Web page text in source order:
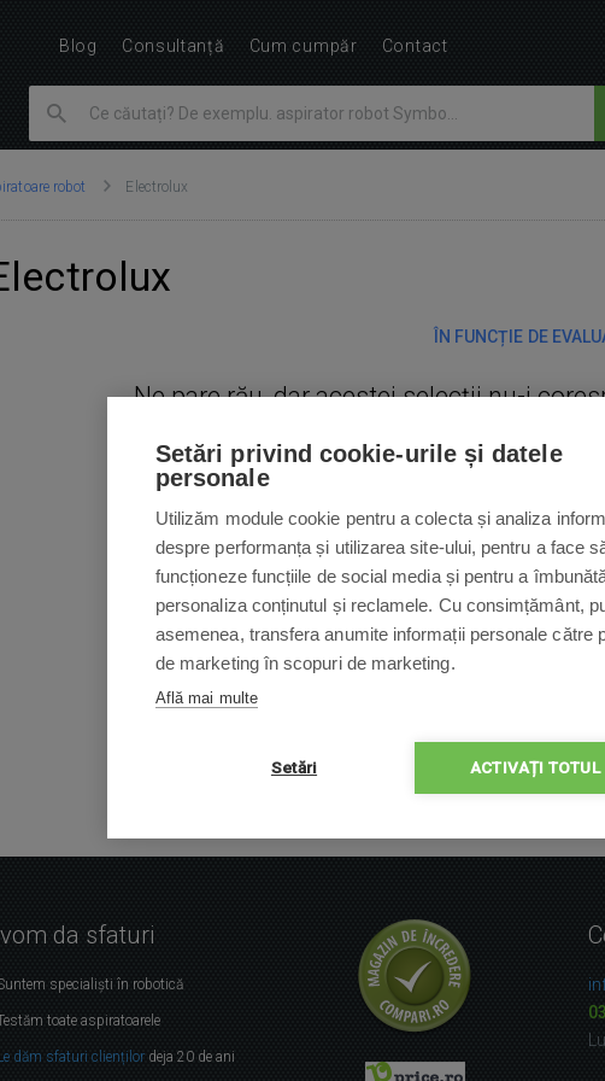
robot Electrolux
ÎN FUNCȚIE DE
Ne pare rău, dar acestei selecții nu-i
Blog Consultanță Cum cumpăr Contact
da sfaturi
specialiști în robotică
toate aspiratoarele
dăm sfaturi clienților deja 20 de ani
Setări privind cookie-urile și datele
personale
Utilizăm module cookie pentru a colecta și analiza
despre performanța și utilizarea site-ului, pentru a face
funcționeze funcțiile de social media și pentru a
personaliza conținutul și reclamele. Cu consimțământ,
asemenea, transfera anumite informații personale către
de marketing în scopuri de marketing.
Află mai multe
Setări ACTIVAȚI TOTUL